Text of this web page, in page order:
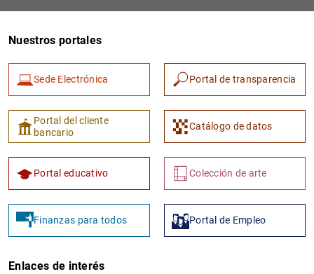
1 2
Nuestros portales
Sede Electrónica Portal de transparencia
Portal del cliente
bancario
Catálogo de datos
Portal educativo Colección de arte
Finanzas para todos Portal de Empleo
Enlaces de interés